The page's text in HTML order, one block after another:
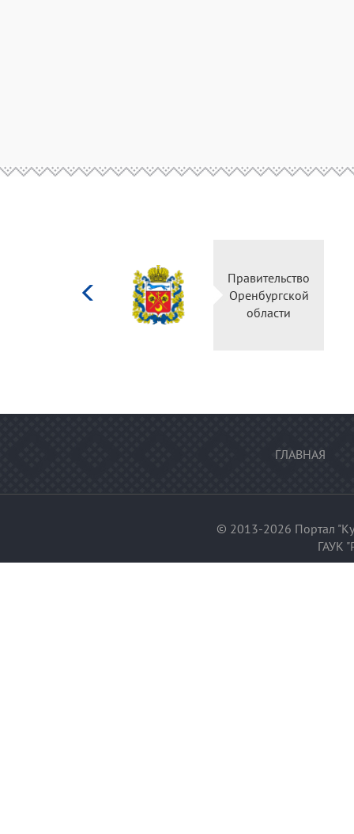
Правительство
Оренбургской
области
ГЛАВНАЯ
© 2013-2026 Портал
ГАУК